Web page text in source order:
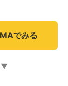
でみる
▼